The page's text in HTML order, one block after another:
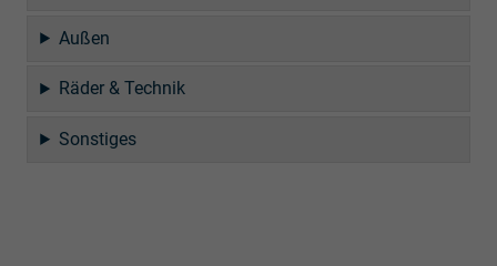
Außen
Räder & Technik
Sonstiges